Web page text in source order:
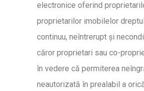
electronice oferind
proprietarilor imobilelor
continuu, neîntrerupt și
căror proprietari sau co-
în vedere că permiterea
neautorizată în prealabil a